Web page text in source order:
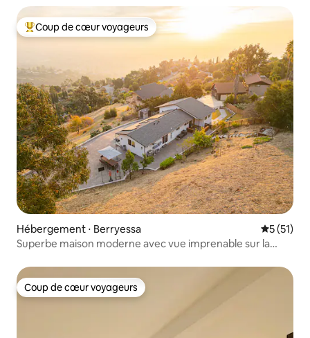
Coups de cœur voyageurs les plus appréciés
Coup de cœur voyageurs
Hébergement ⋅ Berryessa
5 (51)
Superbe maison moderne avec vue imprenable sur la
Coup de cœur voyageurs
Coup de cœur voyageurs